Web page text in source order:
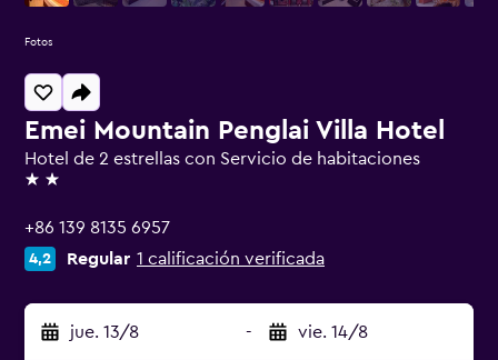
Emei Mountain Penglai Villa Hotel
Hotel de 2 estrellas con Servicio de habitaciones
2 estrellas
+86 139 8135 6957
4,2 Regular 1 calificación verificada
jue. 13/8 - vie. 14/8
Fotos